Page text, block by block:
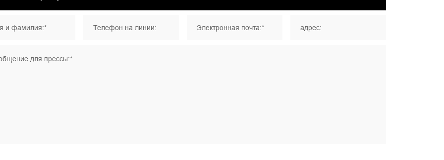
и фамилия:* Телефон на линии: Электронная почта:* адрес:
для прессы:*